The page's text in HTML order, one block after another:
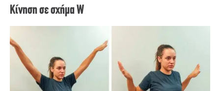
Κίνηση σε σχήμα W